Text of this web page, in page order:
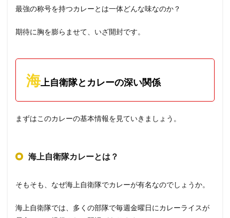
最強の称号を持つカレーとは一体どんな味なのか？
期待に胸を膨らませて、いざ開封です。
海上自衛隊とカレーの深い関係
まずはこのカレーの基本情報を見ていきましょう。
海上自衛隊カレーとは？
そもそも、なぜ海上自衛隊でカレーが有名なのでしょうか。
海上自衛隊では、多くの部隊で毎週金曜日にカレーライスが